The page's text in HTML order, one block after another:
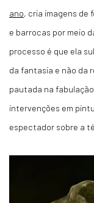
ano, cria imagens
e barrocas por meio
processo é que ela
da fantasia e não da
pautada na
intervenções em
espectador sobre a